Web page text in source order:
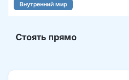
Внутренний мир
Стоять прямо